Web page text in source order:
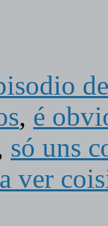
, é
só uns
ver